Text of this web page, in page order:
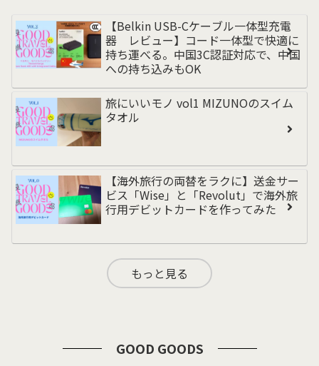
【Belkin USB-Cケーブル一体型充電
器 レビュー】コード一体型で快適に
持ち運べる。中国3C認証対応で、中国
への持ち込みもOK
旅にいいモノ vol1 MIZUNOのスイム
タオル
【海外旅行の両替をラクに】送金サー
ビス「Wise」と「Revolut」で海外旅
行用デビットカードを作ってみた
もっと見る
GOOD GOODS